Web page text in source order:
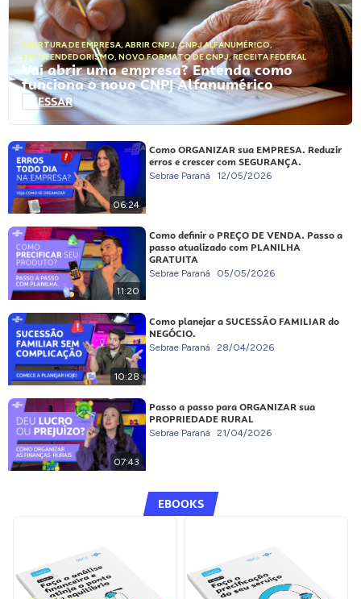
ABERTURA DE EMPRESA, ABRIR CNPJ,CNPJ ALFANUMÉRICO,
EMPREENDEDORISMO, NOVO FORMATO DE CNPJ,RECEITA FEDERAL
Vai abrir uma empresa? Entenda como
funciona o novo CNPJ Alfanumérico
ACESSAR
06:24
Como ORGANIZAR sua EMPRESA. Reduzir
erros e crescer com SEGURANÇA.
Sebrae Paraná 12/05/2026
11:20
Como definir o PREÇO DE VENDA. Passo a
passo atualizado com PLANILHA
GRATUITA
Sebrae Paraná 05/05/2026
10:28
Como planejar a SUCESSÃO FAMILIAR do
NEGÓCIO.
Sebrae Paraná 28/04/2026
07:43
Passo a passo para ORGANIZAR sua
PROPRIEDADE RURAL
Sebrae Paraná 21/04/2026
EBOOKS